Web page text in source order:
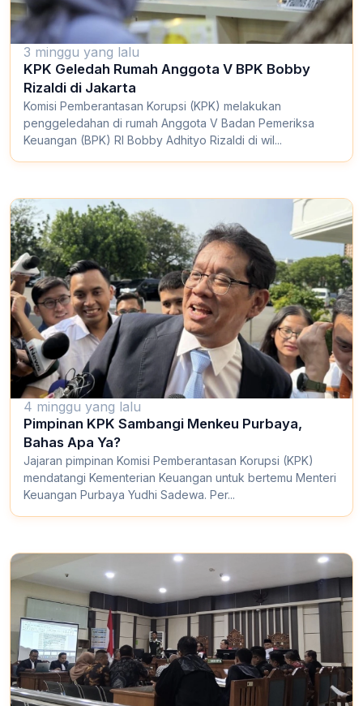
3 minggu yang lalu
KPK Geledah Rumah Anggota V BPK Bobby
Rizaldi di Jakarta
Komisi Pemberantasan Korupsi (KPK) melakukan
penggeledahan di rumah Anggota V Badan Pemeriksa
Keuangan (BPK) RI Bobby Adhityo Rizaldi di wil...
4 minggu yang lalu
Pimpinan KPK Sambangi Menkeu Purbaya,
Bahas Apa Ya?
Jajaran pimpinan Komisi Pemberantasan Korupsi (KPK)
mendatangi Kementerian Keuangan untuk bertemu Menteri
Keuangan Purbaya Yudhi Sadewa. Per...